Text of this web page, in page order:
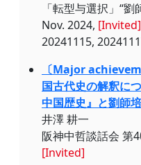
「転型与選択」“
Nov. 2024, [Invited]
20241115,
〔Major
国古代史の解釈に
中国歴史』と劉師
井澤 耕一
阪神中哲談話会 第
[Invited]